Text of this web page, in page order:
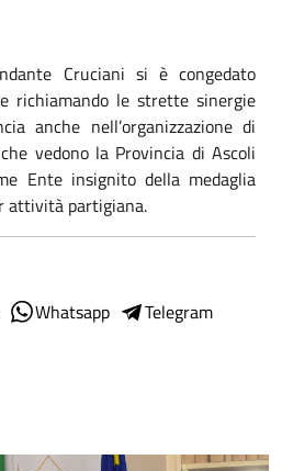
Cruciani si è congedato
richiamando le strette sinergie
anche nell’organizzazione di
vedono la Provincia di Ascoli
Ente insignito della medaglia
attività partigiana.
Whatsapp
Telegram